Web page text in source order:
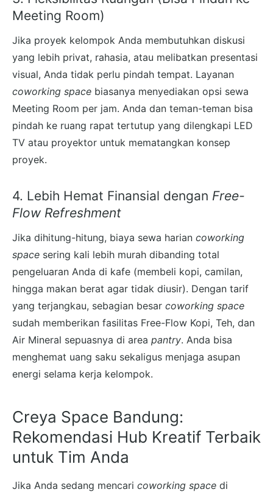
Meeting Room)
Jika proyek kelompok Anda membutuhkan diskusi
yang lebih privat, rahasia, atau melibatkan presentasi
visual, Anda tidak perlu pindah tempat. Layanan
coworking space biasanya menyediakan opsi sewa
Meeting Room per jam. Anda dan teman-teman bisa
pindah ke ruang rapat tertutup yang dilengkapi LED
TV atau proyektor untuk mematangkan konsep
proyek.
4. Lebih Hemat Finansial dengan Free-
Flow Refreshment
Jika dihitung-hitung, biaya sewa harian coworking
space sering kali lebih murah dibanding total
pengeluaran Anda di kafe (membeli kopi, camilan,
hingga makan berat agar tidak diusir). Dengan tarif
yang terjangkau, sebagian besar coworking space
sudah memberikan fasilitas Free-Flow Kopi, Teh, dan
Air Mineral sepuasnya di area pantry. Anda bisa
menghemat uang saku sekaligus menjaga asupan
energi selama kerja kelompok.
Creya Space Bandung:
Rekomendasi Hub Kreatif Terbaik
untuk Tim Anda
Jika Anda sedang mencari coworking space di